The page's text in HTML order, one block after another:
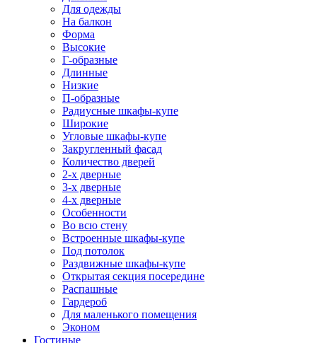
Для одежды
На балкон
Форма
Высокие
Г-образные
Длинные
Низкие
П-образные
Радиусные шкафы-купе
Широкие
Угловые шкафы-купе
Закругленный фасад
Количество дверей
2-х дверные
3-х дверные
4-х дверные
Особенности
Во всю стену
Встроенные шкафы-купе
Под потолок
Раздвижные шкафы-купе
Открытая секция посередине
Распашные
Гардероб
Для маленького помещения
Эконом
Гостиные